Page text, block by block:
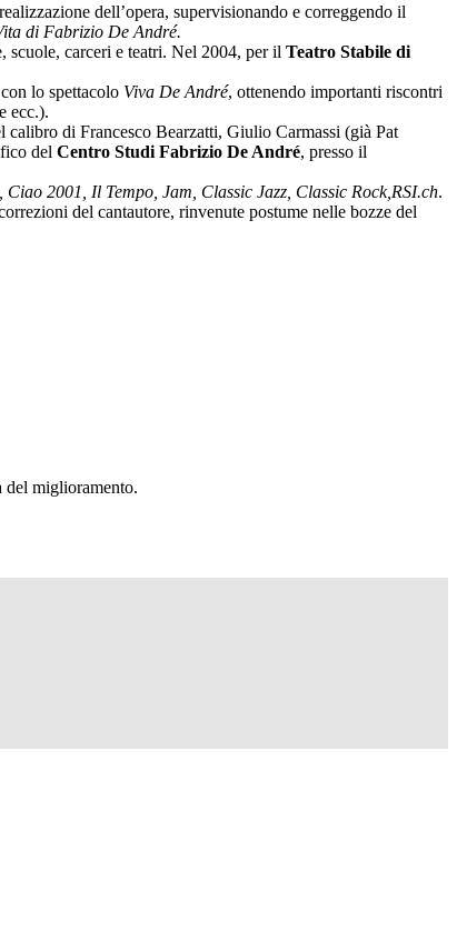
dell’opera, supervisionando e correggendo il
di Fabrizio De André.
carceri e teatri. Nel 2004, per il Teatro Stabile di
lo spettacolo Viva De André, ottenendo importanti riscontri
ecc.).
calibro di Francesco Bearzatti, Giulio Carmassi (già Pat
del Centro Studi Fabrizio De André, presso il
2001, Il Tempo, Jam, Classic Jazz, Classic Rock,RSI.ch.
del cantautore, rinvenute postume nelle bozze del
del miglioramento.